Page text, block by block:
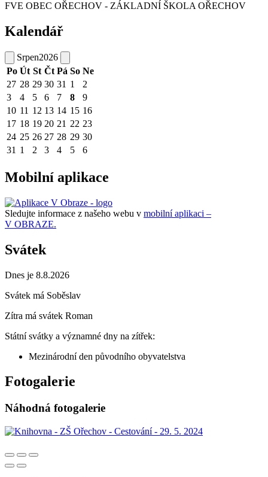
FVE OBEC OŘECHOV - ZÁKLADNÍ ŠKOLA OŘECHOV
Kalendář
Srpen2026
Po Út St Čt Pá So Ne
27 28 29 30 31 1
2
3
4 5 6 7 8
9
10 11 12 13 14 15 16
17 18 19 20 21 22 23
24 25 26 27 28 29 30
31 1 2 3 4 5 6
Mobilní aplikace
Sledujte informace z našeho webu v mobilní aplikaci –
V OBRAZE.
Svátek
Dnes je 8.8.2026
Svátek má Soběslav
Zítra má svátek Roman
Státní svátky a významné dny na zítřek:
Mezinárodní den původního obyvatelstva
Fotogalerie
Náhodná fotogalerie